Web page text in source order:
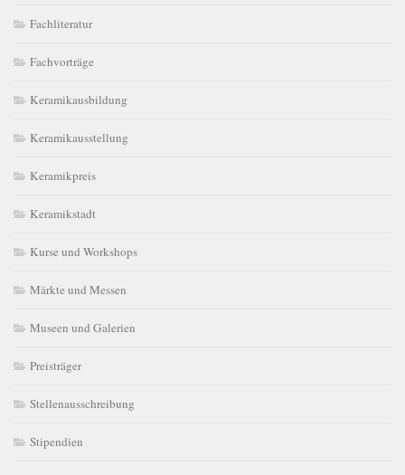
Fachliteratur
Fachvorträge
Keramikausbildung
Keramikausstellung
Keramikpreis
Keramikstadt
Kurse und Workshops
Märkte und Messen
Museen und Galerien
Preisträger
Stellenausschreibung
Stipendien